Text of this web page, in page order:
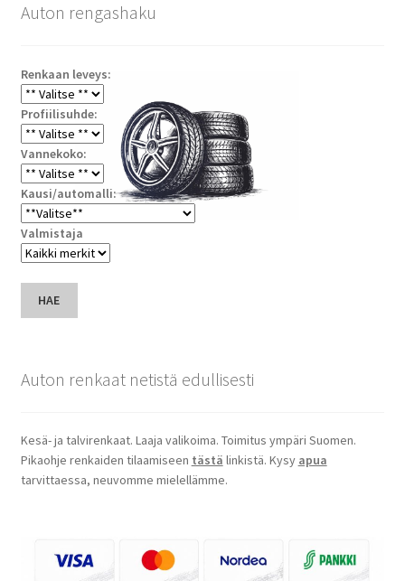
Auton rengashaku
Renkaan leveys:
Profiilisuhde:
Vannekoko:
Kausi/automalli:
Valmistaja
HAE
Auton renkaat netistä edullisesti
Kesä- ja talvirenkaat. Laaja valikoima. Toimitus ympäri Suomen.
Pikaohje renkaiden tilaamiseen tästä linkistä. Kysy apua
tarvittaessa, neuvomme mielellämme.